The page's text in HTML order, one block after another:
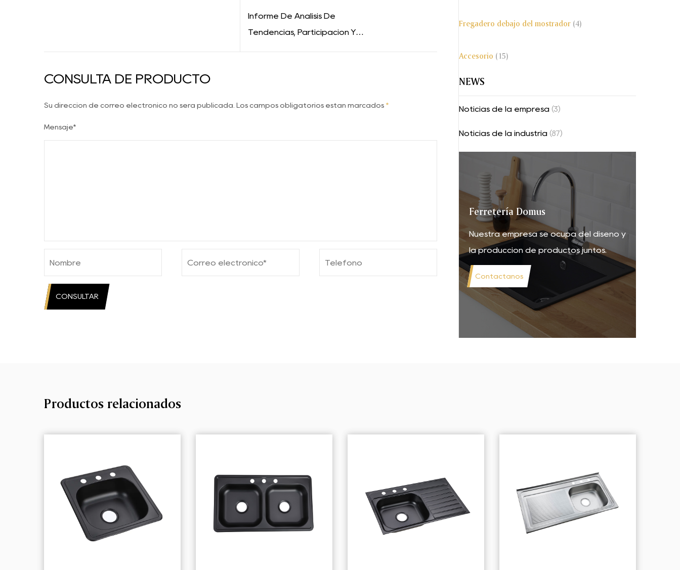
Fregadero debajo del mostrador (4)
Accesorio (15)
NEWS
Noticias de la empresa (3)
Noticias de la industria (87)
Ferretería Domus
Nuestra empresa se ocupa del diseño y
la producción de productos juntos.
Contáctanos
Informe De Análisis De
Tendencias, Participación Y
CONSULTA DE PRODUCTO
Su dirección de correo electrónico no será publicada. Los campos obligatorios están marcados *
Mensaje*
CONSULTAR
Productos relacionados